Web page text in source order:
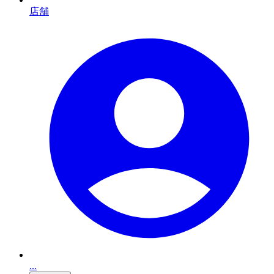
店舗
...